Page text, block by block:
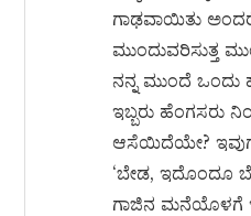
ಗಾಢವಾಯಿತು ಅಂದರೆ
ಮುಂದುವರಿಸುತ್ತ
ನನ್ನ ಮುಂದೆ ಒಂದು
ಇಬ್ಬರು ಹೆಂಗಸರು
ಆಸೆಯಿದೆಯೇ?
‘ಬೇಡ, ಇದೊಂದೂ
ಗಾಜಿನ ಮನೆಯೊಳಗೆ